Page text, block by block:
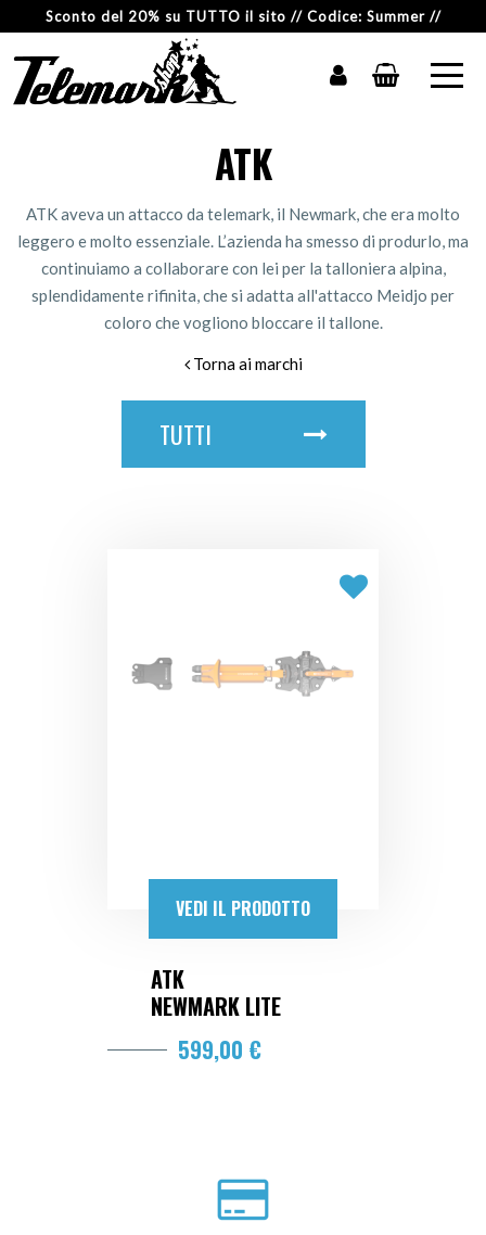
Sconto del 20% su TUTTO il sito // Codice: Summer //
ATK
ATK aveva un attacco da telemark, il Newmark, che era molto
leggero e molto essenziale. L’azienda ha smesso di produrlo, ma
continuiamo a collaborare con lei per la talloniera alpina,
splendidamente rifinita, che si adatta all'attacco Meidjo per
coloro che vogliono bloccare il tallone.
Torna ai marchi
TUTTI
VEDI IL PRODOTTO
ATK
NEWMARK LITE
599,00 €